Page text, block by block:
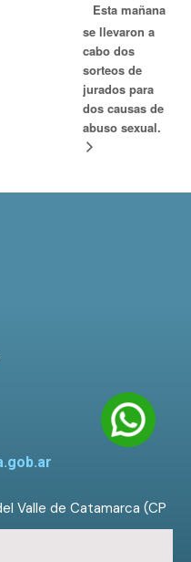
Esta mañana
se llevaron a
cabo dos
sorteos de
jurados para
dos causas de
abuso sexual.
Valle de Catamarca (CP